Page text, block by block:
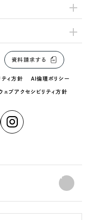
資料請求する
ティ方針 AI倫理ポリシー
ェブアクセシビリティ方針